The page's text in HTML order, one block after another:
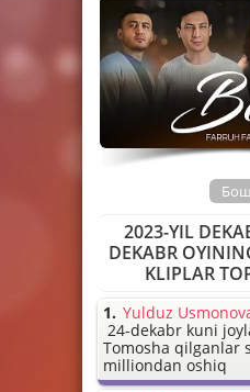
2023-YIL
DEKABR
KLIPLAR
Yulduz
24-dekabr kuni
Tomosha qilganlar
milliondan oshiq